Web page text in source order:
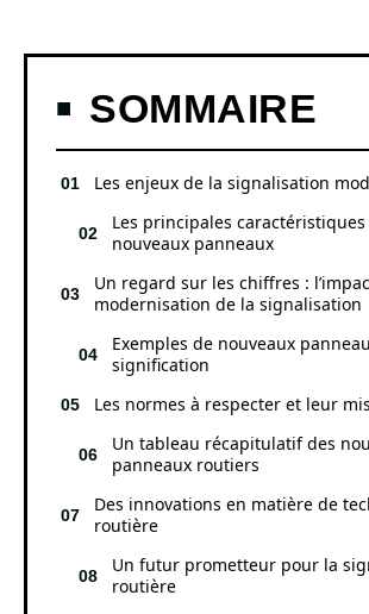
SOMMAIRE
Les enjeux de la signalisation
Les principales caractéristiques
nouveaux panneaux
Un regard sur les chiffres :
modernisation de la signalisation
Exemples de nouveaux
signification
Les normes à respecter et leur
Un tableau récapitulatif des
panneaux routiers
Des innovations en matière de
routière
Un futur prometteur pour la
routière